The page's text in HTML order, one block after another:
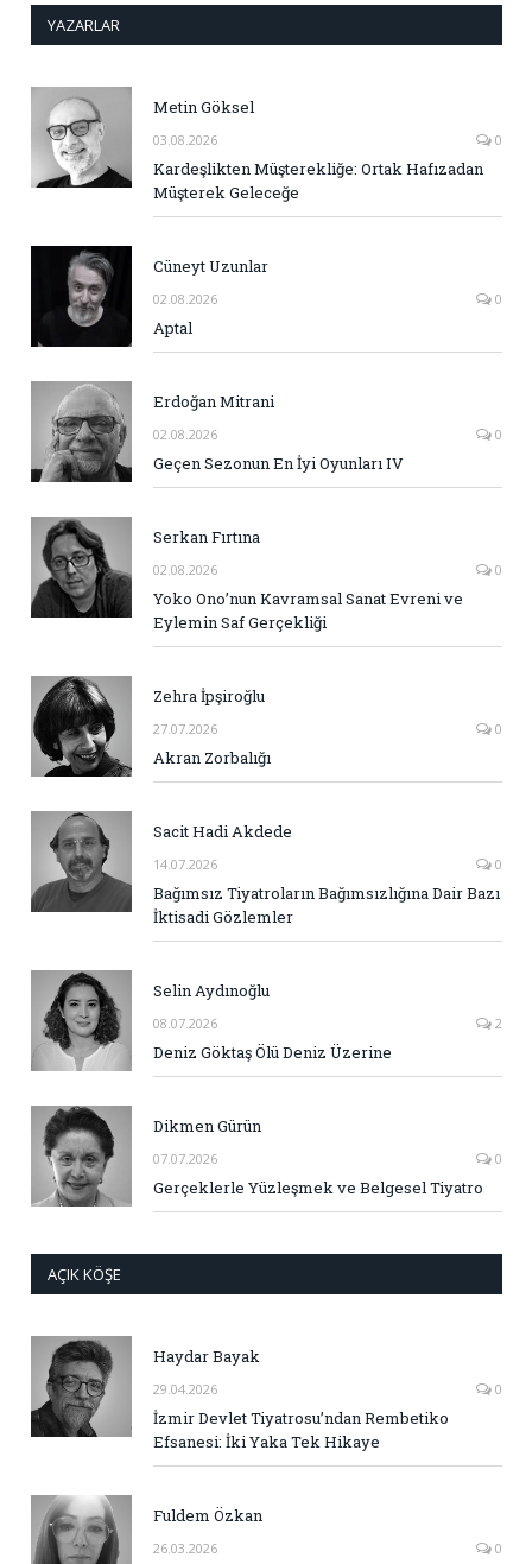
YAZARLAR
Metin Göksel
03.08.2026 0
Kardeşlikten Müşterekliğe: Ortak Hafızadan
Müşterek Geleceğe
Cüneyt Uzunlar
02.08.2026 0
Aptal
Erdoğan Mitrani
02.08.2026 0
Geçen Sezonun En İyi Oyunları IV
Serkan Fırtına
02.08.2026 0
Yoko Ono’nun Kavramsal Sanat Evreni ve
Eylemin Saf Gerçekliği
Zehra İpşiroğlu
27.07.2026 0
Akran Zorbalığı
Sacit Hadi Akdede
14.07.2026 0
Bağımsız Tiyatroların Bağımsızlığına Dair Bazı
İktisadi Gözlemler
Selin Aydınoğlu
08.07.2026 2
Deniz Göktaş Ölü Deniz Üzerine
Dikmen Gürün
07.07.2026 0
Gerçeklerle Yüzleşmek ve Belgesel Tiyatro
AÇIK KÖŞE
Haydar Bayak
29.04.2026 0
İzmir Devlet Tiyatrosu’ndan Rembetiko
Efsanesi: İki Yaka Tek Hikaye
Fuldem Özkan
26.03.2026 0